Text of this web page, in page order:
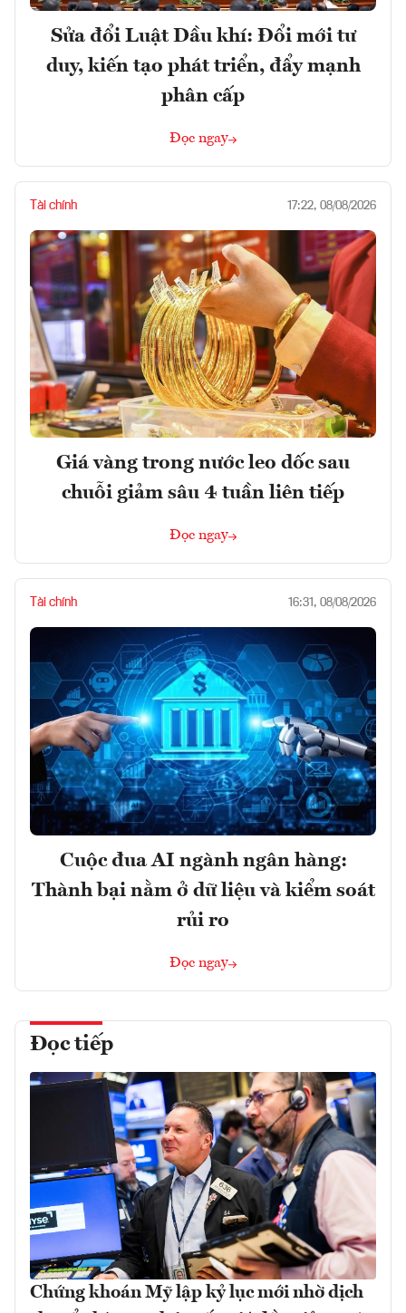
Sửa đổi Luật Dầu khí: Đổi mới tư
duy, kiến tạo phát triển, đẩy mạnh
phân cấp
Đọc ngay
Tài chính 17:22, 08/08/2026
Giá vàng trong nước leo dốc sau
chuỗi giảm sâu 4 tuần liên tiếp
Đọc ngay
Tài chính 16:31, 08/08/2026
Cuộc đua AI ngành ngân hàng:
Thành bại nằm ở dữ liệu và kiểm soát
rủi ro
Đọc ngay
Đọc tiếp
Chứng khoán Mỹ lập kỷ lục mới nhờ dịch